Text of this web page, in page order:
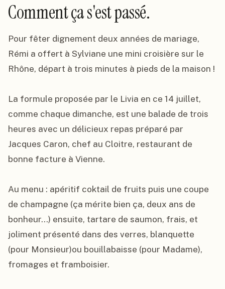
Comment ça s'est passé.
Pour fêter dignement deux années de mariage,
Rémi a offert à Sylviane une mini croisière sur le
Rhône, départ à trois minutes à pieds de la maison !
La formule proposée par le Livia en ce 14 juillet,
comme chaque dimanche, est une balade de trois
heures avec un délicieux repas préparé par
Jacques Caron, chef au Cloitre, restaurant de
bonne facture à Vienne.
Au menu : apéritif coktail de fruits puis une coupe
de champagne (ça mérite bien ça, deux ans de
bonheur...) ensuite, tartare de saumon, frais, et
joliment présenté dans des verres, blanquette
(pour Monsieur)ou bouillabaisse (pour Madame),
fromages et framboisier.